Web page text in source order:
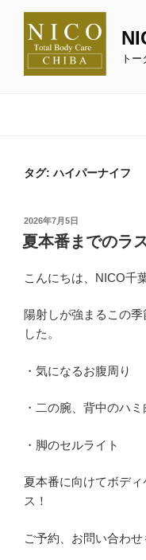
ト
タグ:ハイパーナイフ
投
稿
日:
2026年7月5日
夏本番までのラ
こんにちは、NICO千
陽射しが強まるこの
した。
・気になるお腹周り
・二の腕、背中のハミ
・脚のセルライト
夏本番に向けてボデ
ス！
ご予約、お問い合わせ